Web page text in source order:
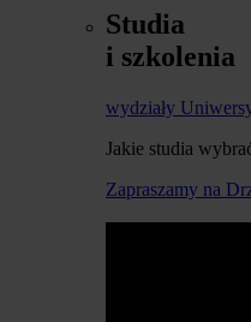
Studia
i szkolenia
wydziały
Jakie studia
Zapraszamy na